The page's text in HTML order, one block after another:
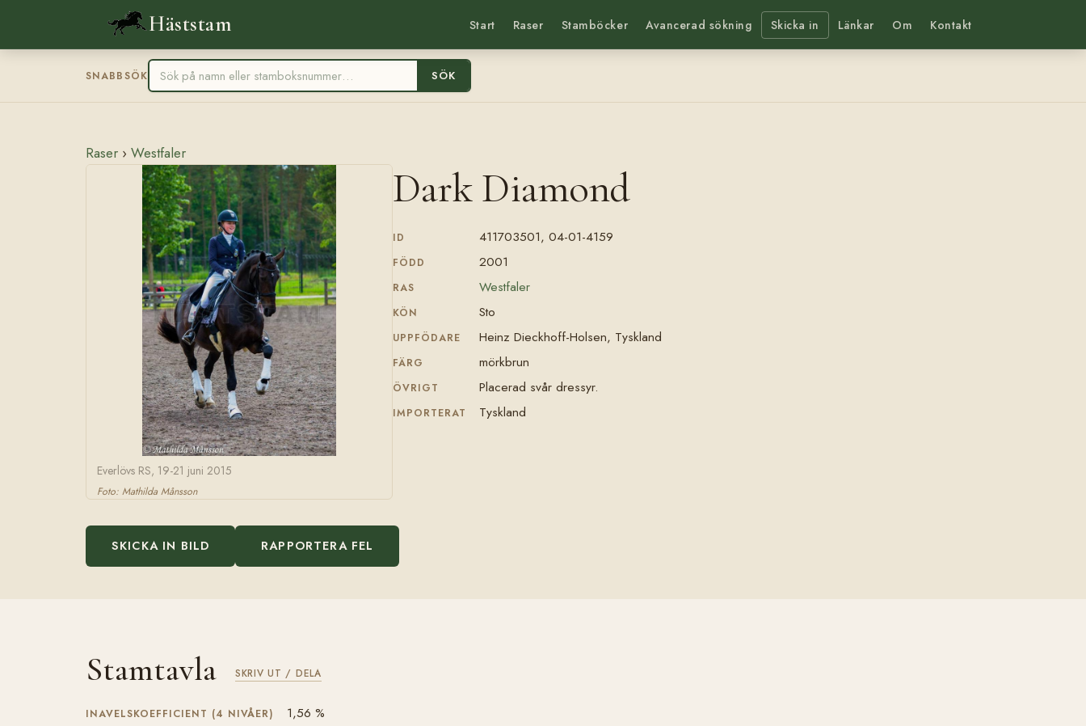
Häststam Start Raser Stamböcker Avancerad sökning Skicka in Länkar Om Kontakt
SNABBSÖK SÖK
Raser › Westfaler
Everlövs RS, 19-21 juni 2015
Foto: Mathilda Månsson
Dark Diamond
ID 411703501, 04-01-4159
FÖDD 2001
RAS Westfaler
KÖN Sto
UPPFÖDARE Heinz Dieckhoff-Holsen, Tyskland
FÄRG mörkbrun
ÖVRIGT Placerad svår dressyr.
IMPORTERAT Tyskland
SKICKA IN BILD RAPPORTERA FEL
Stamtavla SKRIV UT / DELA
INAVELSKOEFFICIENT (4 NIVÅER) 1,56 %